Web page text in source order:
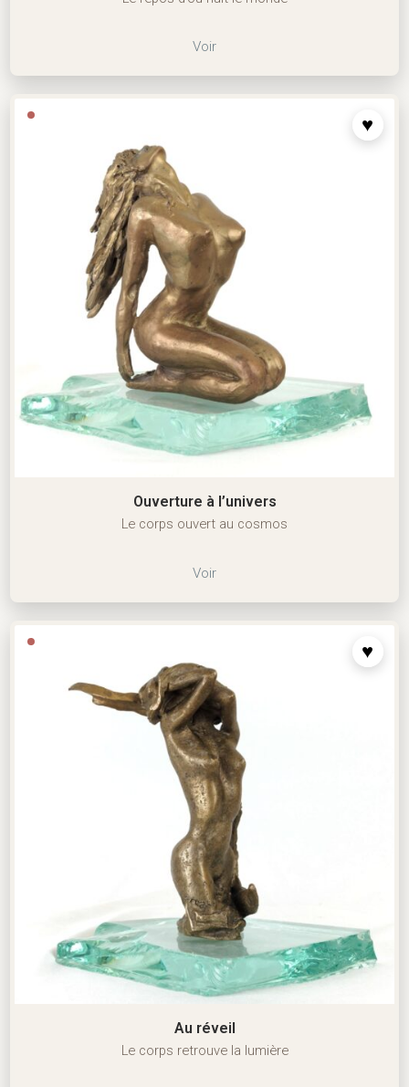
Voir
Ouverture à l’univers
Le corps ouvert au cosmos
Voir
Au réveil
Le corps retrouve la lumière